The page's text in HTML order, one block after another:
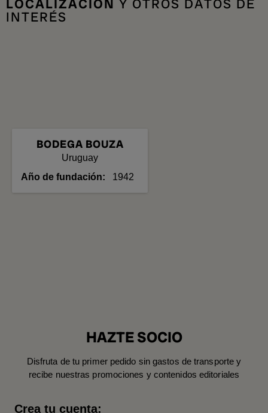
LOCALIZACIÓN Y OTROS DATOS DE
INTERÉS
BODEGA BOUZA
Uruguay
Año de fundación
1942
HAZTE SOCIO
Disfruta de tu primer pedido sin gastos de transporte y
recibe nuestras promociones y contenidos editoriales
Crea tu cuenta: